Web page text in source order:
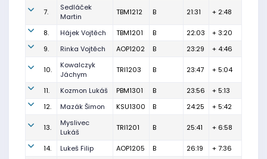
7.
Sedláček
Martin
TBM1212 B 21:31 + 2:48
8. Hájek Vojtěch TBM1201 B 22:03
+ 3:20
9.
Rinka Vojtěch AOP1202 B 23:29 + 4:46
10.
Kowalczyk
Jáchym
TRI1203 B 23:47 + 5:04
11. Kozmon Lukáš PBM1301 B 23:56
+ 5:13
12.
Mazák Šimon KSU1300 B 24:25 + 5:42
13.
Myslivec
Lukáš
TRI1201 B 25:41 + 6:58
14. Lukeš Filip AOP1205 B 26:19
+ 7:36